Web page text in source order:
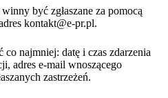
być zgłaszane za pomocą
kontakt@e-pr.pl.
najmniej: datę i czas zdarzenia
adres e-mail wnoszącego
zastrzeżeń.